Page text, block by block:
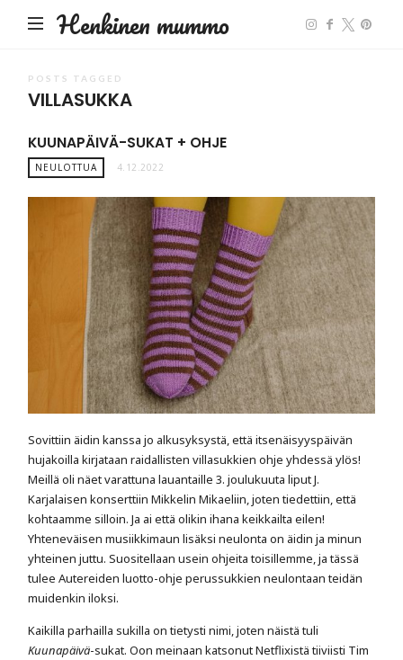
Henkinen mummo
POSTS TAGGED
VILLASUKKA
KUUNAPÄIVÄ-SUKAT + OHJE
NEULOTTUA 4.12.2022
Sovittiin äidin kanssa jo alkusyksystä, että itsenäisyyspäivän
hujakoilla kirjataan raidallisten villasukkien ohje yhdessä ylös!
Meillä oli näet varattuna lauantaille 3. joulukuuta liput J.
Karjalaisen konserttiin Mikkelin Mikaeliin, joten tiedettiin, että
kohtaamme silloin. Ja ai että olikin ihana keikkailta eilen!
Yhteneväisen musiikkimaun lisäksi neulonta on äidin ja minun
yhteinen juttu. Suositellaan usein ohjeita toisillemme, ja tässä
tulee Autereiden luotto-ohje perussukkien neulontaan teidän
muidenkin iloksi.
Kaikilla parhailla sukilla on tietysti nimi, joten näistä tuli
Kuunapäivä-sukat. Oon meinaan katsonut Netflixistä tiiviisti Tim